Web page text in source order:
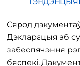
Сярод
Дэкларацыя аб
забеспячэння
бяспекі.